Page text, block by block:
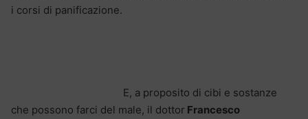
i corsi di panificazione.
E, a proposito di cibi e sostanze
che possono farci del male, il dottor Francesco